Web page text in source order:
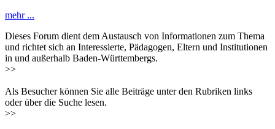
mehr ...
Dieses Forum dient dem Austausch von Informationen zum Thema
und richtet sich an Interessierte, Pädagogen, Eltern und Institutionen
in und außerhalb Baden-Württembergs.
>>
Als Besucher können Sie alle Beiträge unter den Rubriken links
oder über die Suche lesen.
>>